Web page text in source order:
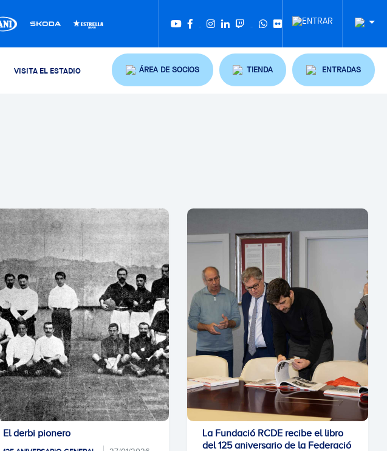
VISITA EL ESTADIO ÁREA DE SOCIOS TIENDA ENTRADAS
El derbi pionero
La Fundació RCDE recibe el libro
del 125 aniversario de la Federació